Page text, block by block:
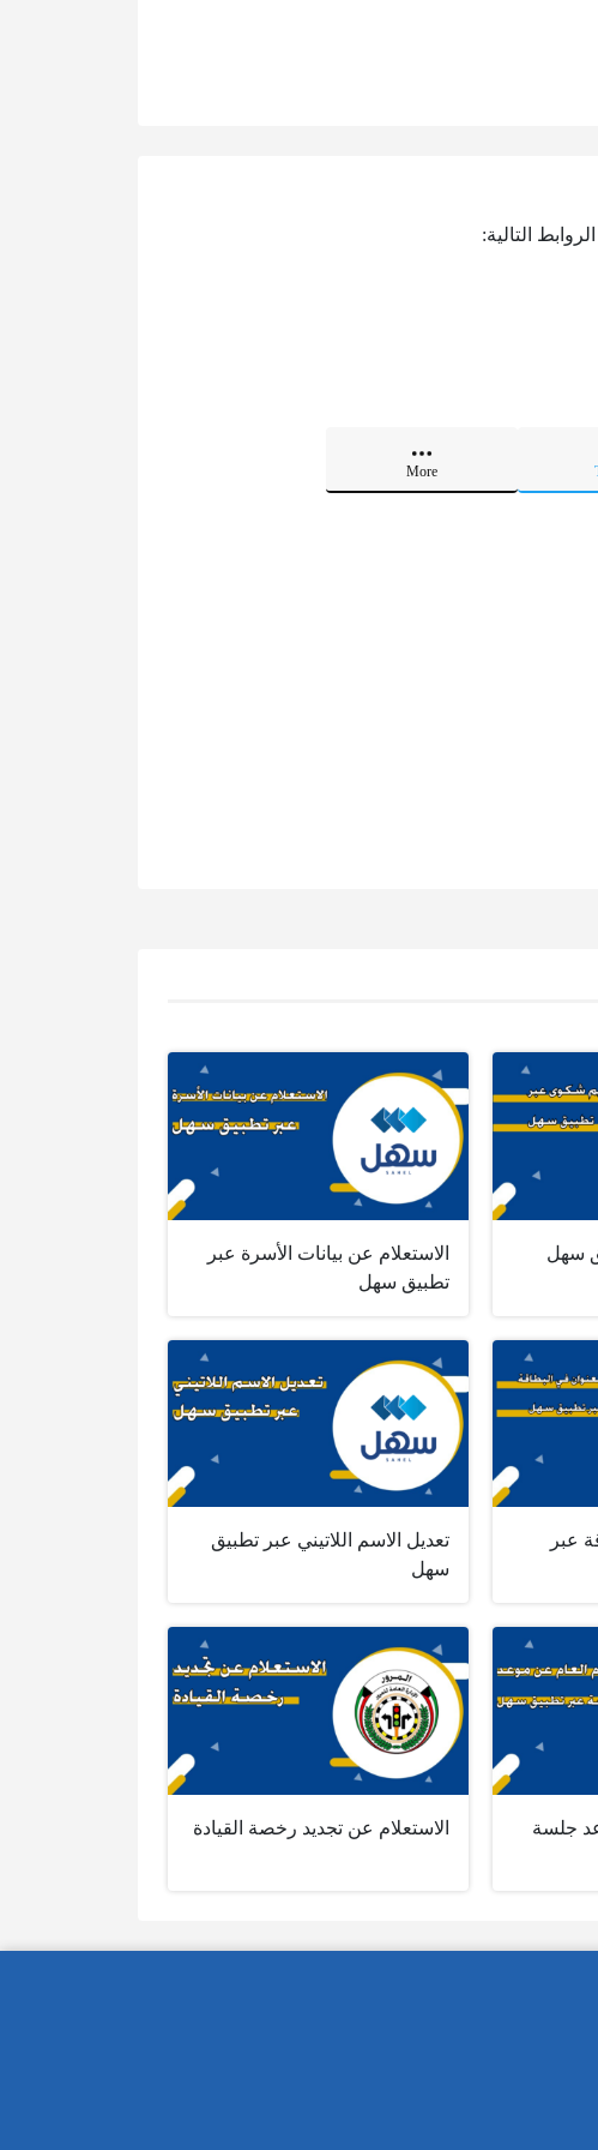
التالية:
More
سهل
الاستعلام عن بيانات الأسرة عبر
تطبيق سهل
عبر
تعديل الاسم اللاتيني عبر تطبيق
سهل
جلسة
الاستعلام عن تجديد رخصة القيادة